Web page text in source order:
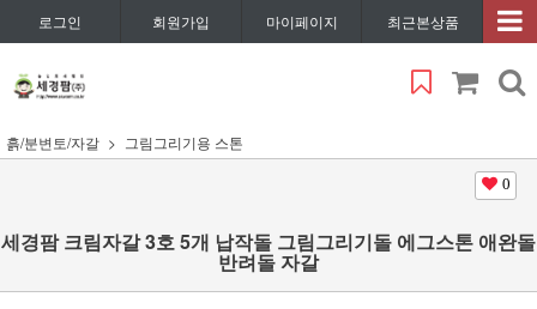
로그인 회원가입 마이페이지 최근본상품
흙/분변토/자갈 그림그리기용 스톤
0
세경팜 크림자갈 3호 5개 납작돌 그림그리기돌 에그스톤 애완돌
반려돌 자갈